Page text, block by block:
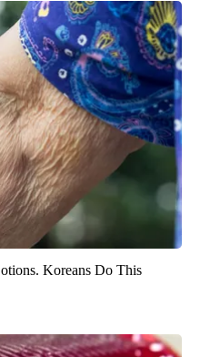
Koreans Do This